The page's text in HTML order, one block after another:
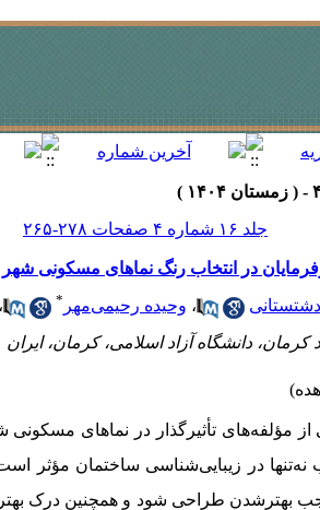
جلد ۱۶ شماره ۴ صفحات ۲۷۸-۲۶۵
در انتخاب رنگ نماهای مسکونی شهر
، وحیده رحیمی‌مهر * ،
دانشگاه آزاد اسلامی، کرمان، ایران
از مؤلفه‌های تأثیرگذار در نما‌های
نه‌تنها در زیبایی‌شناسی ساختمان مؤثر
بهترشدن طراحی شود و همچنین درک